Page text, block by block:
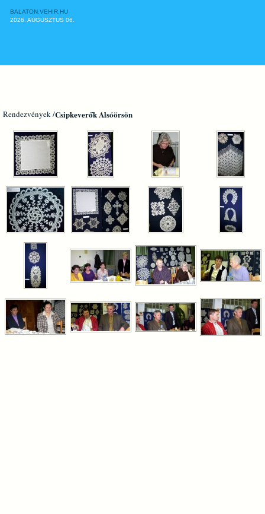
BALATON.VEHIR.HU
2026. AUGUSZTUS 06.
Rendezvények /Csipkeverők Alsóörsön